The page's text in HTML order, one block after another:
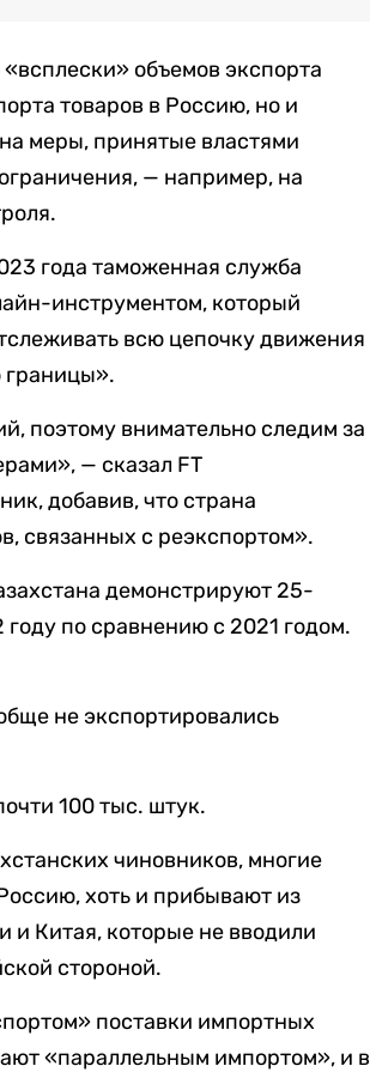
объемов экспорта
товаров в Россию, но и
меры, принятые властями
— например, на
года таможенная служба
инструментом, который
всю цепочку движения
границы».
поэтому внимательно следим за
— сказал FT
добавив, что страна
связанных с реэкспортом».
демонстрируют 25-
по сравнению с 2021 годом.
не экспортировались
100 тыс. штук.
чиновников, многие
хоть и прибывают из
и Китая, которые не вводили
стороной.
поставки импортных
«параллельным импортом», и в